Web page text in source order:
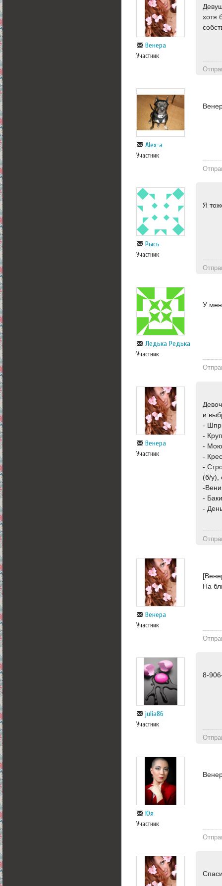
Венера
Участник
хотя
Alex-a
Участник
Рысь
Участник
Я
Ледька Редька
Участник
У
Венера
Участник
и
-
-
-
-
-
(б/у),
-
-
-
Венера
Участник
На
julia86
Участник
8-
Юя
Участник